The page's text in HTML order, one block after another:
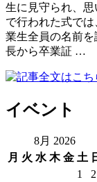
生に見守られ、
で行われた式で
業生全員の名前
長から卒業証 …
イベント
8月 2026
月 火 水 木 金 土
1
2